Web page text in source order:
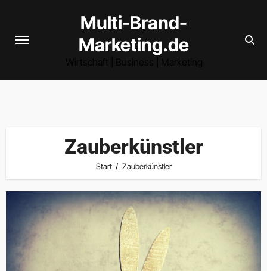
springen
Multi-Brand-
Marketing.de
Zauberkünstler
Start Zauberkünstler